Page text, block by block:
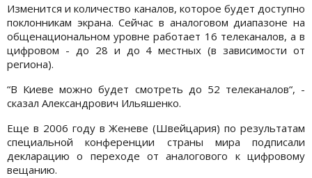
Изменится и количество каналов, которое будет доступно
поклонникам экрана. Сейчас в аналоговом диапазоне на
общенациональном уровне работает 16 телеканалов, а в
цифровом - до 28 и до 4 местных (в зависимости от
региона).
“В Киеве можно будет смотреть до 52 телеканалов“, -
сказал Александрович Ильяшенко.
Еще в 2006 году в Женеве (Швейцария) по результатам
специальной конференции страны мира подписали
декларацию о переходе от аналогового к цифровому
вещанию.